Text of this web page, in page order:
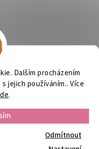
Dalším procházením
jejich používáním.. Více
.
Odmítnout
práva vyhrazena.Upravit